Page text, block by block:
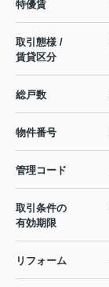
特優賃
取引態様 /
賃貸区分
総戸数
物件番号
管理コード
取引条件の
有効期限
リフォーム